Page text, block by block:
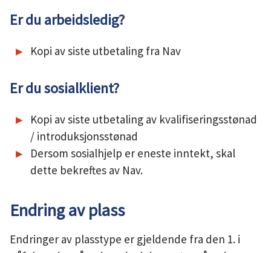
Er du arbeidsledig?
Kopi av siste utbetaling fra Nav
Er du sosialklient?
Kopi av siste utbetaling av kvalifiseringsstønad
/ introduksjonsstønad
Dersom sosialhjelp er eneste inntekt, skal
dette bekreftes av Nav.
Endring av plass
Endringer av plasstype er gjeldende fra den 1. i